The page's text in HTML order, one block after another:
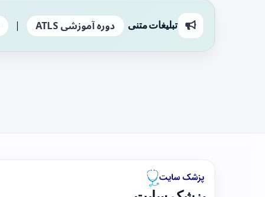
تبلیغات متنی دوره آموزشی ATLS |